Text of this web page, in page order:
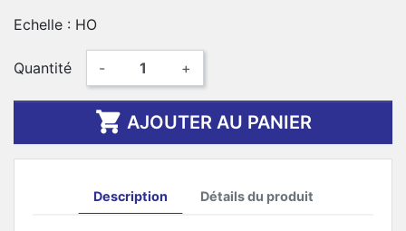
Echelle : HO
Quantité - +
 AJOUTER AU PANIER
Description Détails du produit